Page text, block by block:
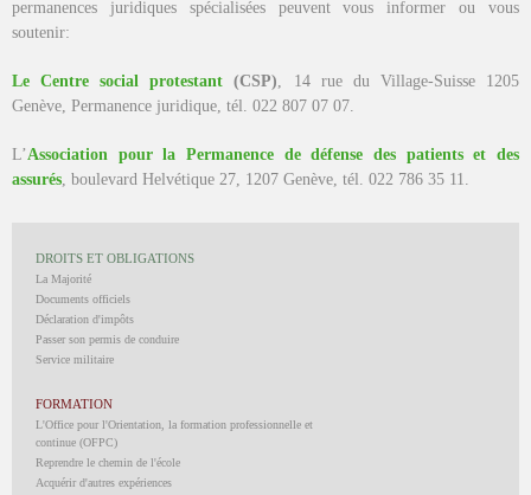
permanences juridiques spécialisées peuvent vous informer ou vous
soutenir:
Le Centre social protestant (CSP) , 14 rue du Village-Suisse 1205
Genève, Permanence juridique, tél. 022 807 07 07.
L’ Association pour la Permanence de défense des patients et des
assurés , boulevard Helvétique 27, 1207 Genève, tél. 022 786 35 11.
DROITS ET OBLIGATIONS
La Majorité
Documents officiels
Déclaration d'impôts
Passer son permis de conduire
Service militaire
FORMATION
L'Office pour l'Orientation, la formation professionnelle et
continue (OFPC)
Reprendre le chemin de l'école
Acquérir d'autres expériences